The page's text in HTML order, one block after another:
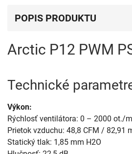
POPIS PRODUKTU
Arctic P12 PWM
Technické
Výkon:
Rýchlosť ventilátora: 0 – 2000 ot./
Prietok vzduchu: 48,8 CFM / 82,91
Statický tlak: 1,85 mm H2O